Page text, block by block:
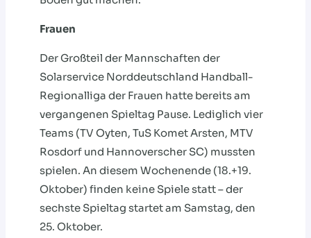
Frauen
Der Großteil der Mannschaften der
Solarservice Norddeutschland Handball-
Regionalliga der Frauen hatte bereits am
vergangenen Spieltag Pause. Lediglich vier
Teams (TV Oyten, TuS Komet Arsten, MTV
Rosdorf und Hannoverscher SC) mussten
spielen. An diesem Wochenende (18.+19.
Oktober) finden keine Spiele statt – der
sechste Spieltag startet am Samstag, den
25. Oktober.